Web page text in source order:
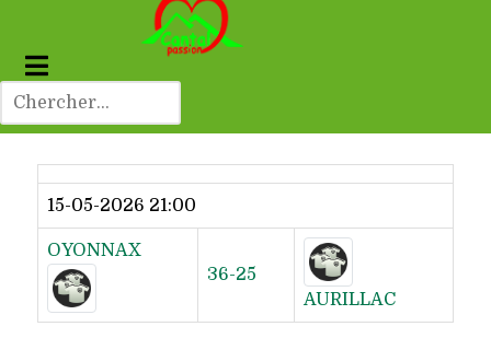
Dernier résultat
15-05-2026 21:00
OYONNAX
36-25
AURILLAC